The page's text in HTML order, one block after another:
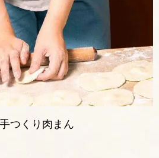
つくり肉まん